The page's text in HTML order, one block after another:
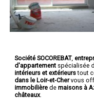
Société SOCOREBAT,
d'appartement spécialisée
intérieurs et extérieurstout
dans le Loir-et-Chervous
immobilière de maisons à
châteaux.